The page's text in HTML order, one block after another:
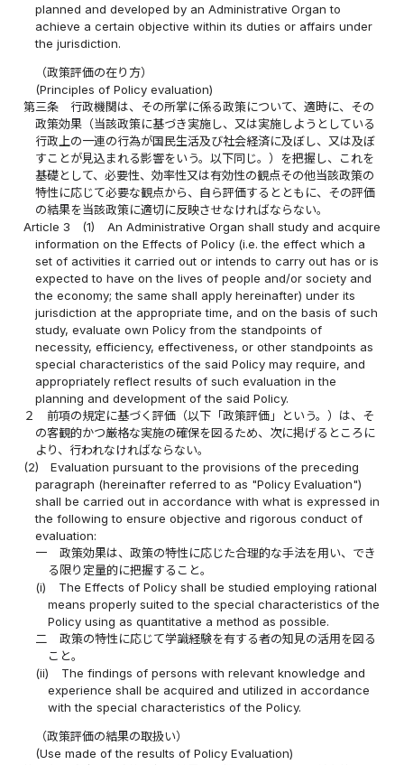
planned and developed by an Administrative Organ to
achieve a certain objective within its duties or affairs under
the jurisdiction.
（政策評価の在り方）
(Principles of Policy evaluation)
第三条
行政機関は、その所掌に係る政策について、適時に、その
政策効果（当該政策に基づき実施し、又は実施しようとしている
行政上の一連の行為が国民生活及び社会経済に及ぼし、又は及ぼ
すことが見込まれる影響をいう。以下同じ。）を把握し、これを
基礎として、必要性、効率性又は有効性の観点その他当該政策の
特性に応じて必要な観点から、自ら評価するとともに、その評価
の結果を当該政策に適切に反映させなければならない。
Article 3
(1)
An Administrative Organ shall study and acquire
information on the Effects of Policy (i.e. the effect which a
set of activities it carried out or intends to carry out has or is
expected to have on the lives of people and/or society and
the economy; the same shall apply hereinafter) under its
jurisdiction at the appropriate time, and on the basis of such
study, evaluate own Policy from the standpoints of
necessity, efficiency, effectiveness, or other standpoints as
special characteristics of the said Policy may require, and
appropriately reflect results of such evaluation in the
planning and development of the said Policy.
２
前項の規定に基づく評価（以下「政策評価」という。）は、そ
の客観的かつ厳格な実施の確保を図るため、次に掲げるところに
より、行われなければならない。
(2)
Evaluation pursuant to the provisions of the preceding
paragraph (hereinafter referred to as "Policy Evaluation")
shall be carried out in accordance with what is expressed in
the following to ensure objective and rigorous conduct of
evaluation:
一
政策効果は、政策の特性に応じた合理的な手法を用い、でき
る限り定量的に把握すること。
(i)
The Effects of Policy shall be studied employing rational
means properly suited to the special characteristics of the
Policy using as quantitative a method as possible.
二
政策の特性に応じて学識経験を有する者の知見の活用を図る
こと。
(ii)
The findings of persons with relevant knowledge and
experience shall be acquired and utilized in accordance
with the special characteristics of the Policy.
（政策評価の結果の取扱い）
(Use made of the results of Policy Evaluation)